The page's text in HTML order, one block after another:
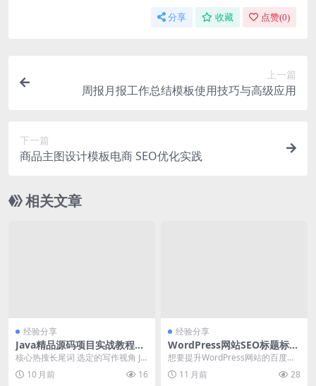
分享 收藏 点赞(0)
上一篇
周报月报工作总结模板使用技巧与高级应用
下一篇
商品主图设计模板电商 SEO优化实践
相关文章
经验分享
Java精品源码项目实战教程：
定制化开发与高级功能实现
核心热搜长尾词 选定的写作视角 Ja
va精品源码项目实战教程 定制化开
发与高级功...
10 月前 16
经验分享
WordPress网站SEO标题标签
如何优化以提升百度排名
想要提升WordPress网站的百度排
名，优化seo标题标签是必不可少的
一步。S...
11 月前 28